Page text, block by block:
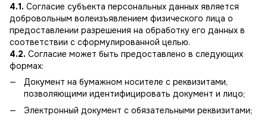
4.1. Согласие субъекта персональных данных является
добровольным волеизъявлением физического лица о
предоставлении разрешения на обработку его данных в
соответствии с сформулированной целью.
4.2. Согласие может быть предоставлено в следующих
формах:
Документ на бумажном носителе с реквизитами,
позволяющими идентифицировать документ и лицо;
Электронный документ с обязательными реквизитами;